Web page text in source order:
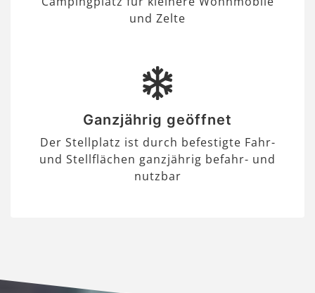
und Zelte
Ganzjährig geöffnet
Der Stellplatz ist durch befestigte Fahr-
und Stellflächen ganzjährig befahr- und
nutzbar